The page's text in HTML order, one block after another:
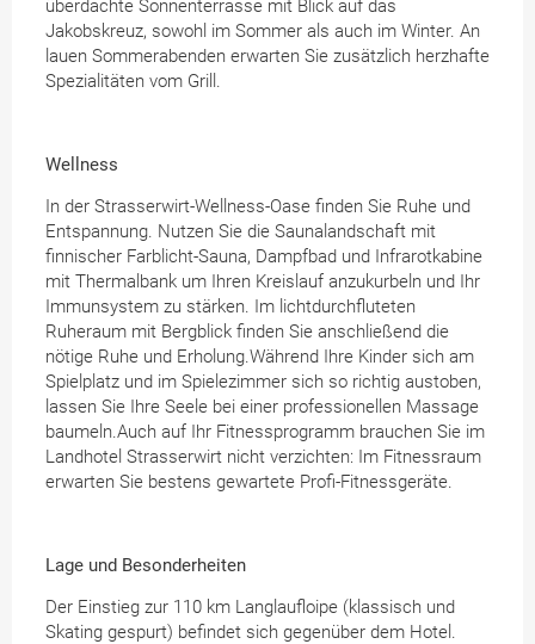
überdachte Sonnenterrasse mit Blick auf das
Jakobskreuz, sowohl im Sommer als auch im Winter. An
lauen Sommerabenden erwarten Sie zusätzlich herzhafte
Spezialitäten vom Grill.
Wellness
In der Strasserwirt-Wellness-Oase finden Sie Ruhe und
Entspannung. Nutzen Sie die Saunalandschaft mit
finnischer Farblicht-Sauna, Dampfbad und Infrarotkabine
mit Thermalbank um Ihren Kreislauf anzukurbeln und Ihr
Immunsystem zu stärken. Im lichtdurchfluteten
Ruheraum mit Bergblick finden Sie anschließend die
nötige Ruhe und Erholung.Während Ihre Kinder sich am
Spielplatz und im Spielezimmer sich so richtig austoben,
lassen Sie Ihre Seele bei einer professionellen Massage
baumeln.Auch auf Ihr Fitnessprogramm brauchen Sie im
Landhotel Strasserwirt nicht verzichten: Im Fitnessraum
erwarten Sie bestens gewartete Profi-Fitnessgeräte.
Lage und Besonderheiten
Der Einstieg zur 110 km Langlaufloipe (klassisch und
Skating gespurt) befindet sich gegenüber dem Hotel.